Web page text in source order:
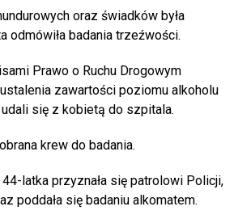
oraz świadków była
odmówiła badania trzeźwości.
Prawo o Ruchu Drogowym
zawartości poziomu alkoholu
się z kobietą do szpitala.
krew do badania.
latka przyznała się patrolowi Policji,
poddała się badaniu alkomatem.